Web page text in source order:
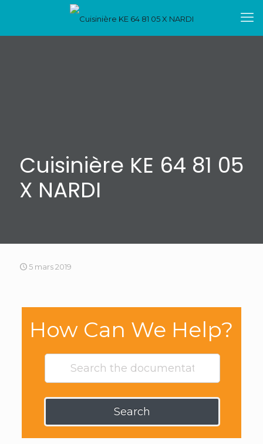
Cuisinière KE 64 81 05
X NARDI
5 mars 2019
How Can We Help?
Search